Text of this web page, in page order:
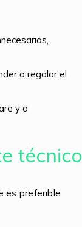
o regalar el
y a
técnico
es preferible